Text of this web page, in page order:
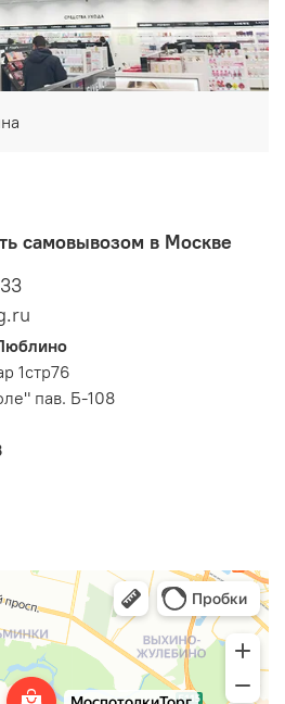
самовывозом в Москве
1стр76
пав. Б-108